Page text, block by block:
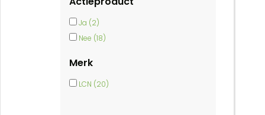
Ja (2)
Nee (18)
Merk
LCN (20)